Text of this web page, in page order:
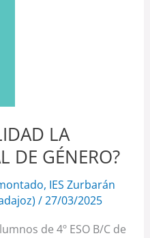
LA
DE GÉNERO?
, IES Zurbarán
/27/03/2025
de 4º ESO B/C de